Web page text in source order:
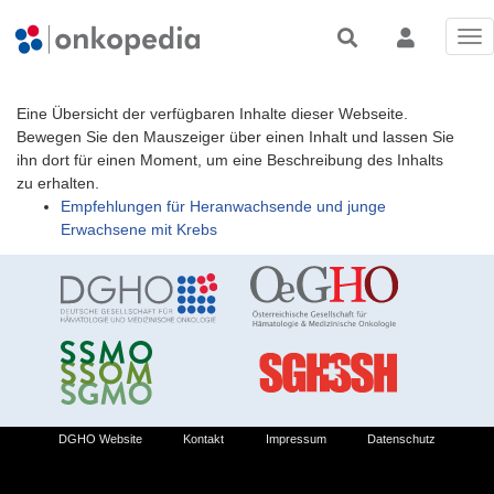
Eine Übersicht der verfügbaren Inhalte dieser Webseite.
Bewegen Sie den Mauszeiger über einen Inhalt und lassen Sie
ihn dort für einen Moment, um eine Beschreibung des Inhalts
zu erhalten.
Empfehlungen für Heranwachsende und junge
Erwachsene mit Krebs
DGHO Website Kontakt Impressum Datenschutz